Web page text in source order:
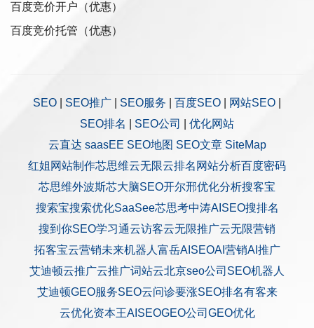
百度竞价开户（优惠）
百度竞价托管（优惠）
SEO SEO推广 SEO服务 百度SEO 网站SEO
SEO排名
SEO公司
优化网站
云直达 saasEE SEO地图 SEO文章 SiteMap
红姐网站制作芯思维云无限云排名 网站分析百度密码
芯思维外波斯芯大脑SEO开尔邢优化分析搜客宝
搜索宝搜索优化SaaSee芯思考中涛AISEO搜排名
搜到你SEO学习通云访客云无限推广云无限营销
拓客宝云营销未来机器人 富岳AISEOAI营销AI推广
艾迪顿云推广云推广词站云北京seo公司 SEO机器人
艾迪顿GEO服务SEO云问诊要涨SEO排名有客来
云优化资本王AISEOGEO公司 GEO优化